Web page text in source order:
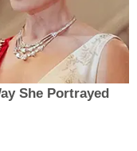
She Portrayed